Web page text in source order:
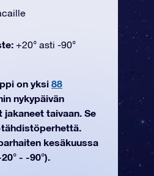
+20° asti -90°
on yksi 88
nykypäivän
taivaan. Se
kesäkuussa
- -90°).